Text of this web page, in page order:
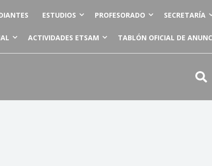
ESTUDIOS PROFESORADO SECRETARÍA
ACTIVIDADES ETSAM TABLÓN OFICIAL DE